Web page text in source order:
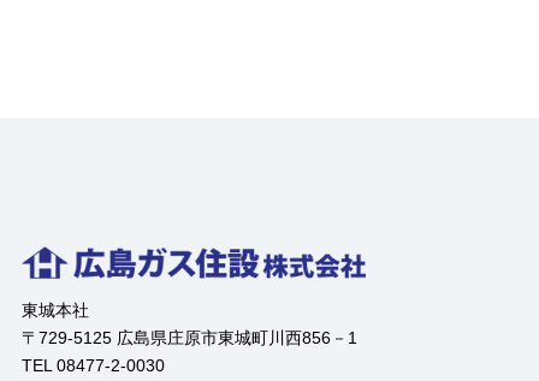
東城本社
〒729-5125 広島県庄原市東城町川西856－1
TEL 08477-2-0030